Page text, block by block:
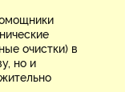
очистки) в
но и